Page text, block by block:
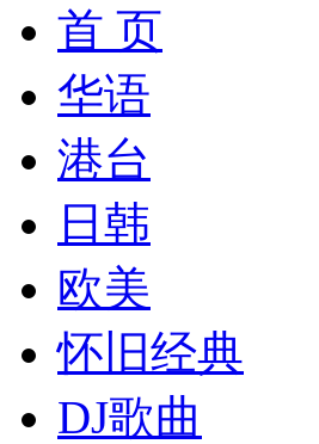
首 页
华语
港台
日韩
欧美
怀旧经典
DJ歌曲